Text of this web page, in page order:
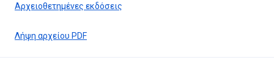
Αρχειοθετημένες εκδόσεις
Λήψη αρχείου PDF